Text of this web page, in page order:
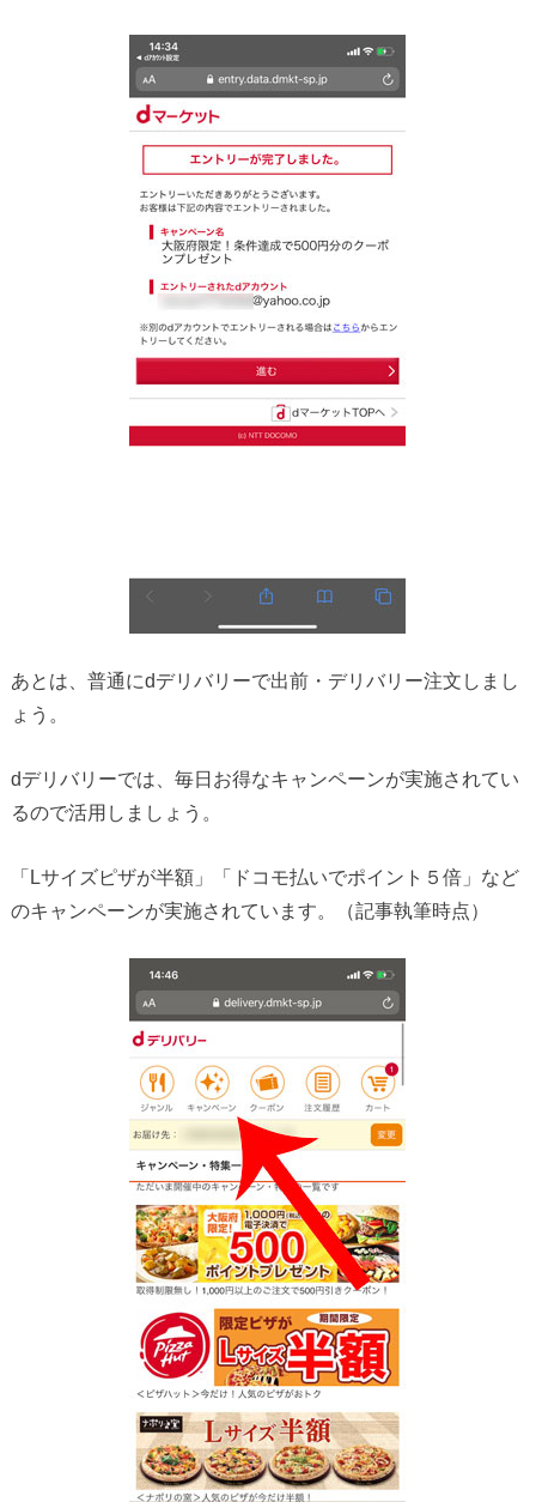
あとは、普通にdデリバリーで出前・デリバリー注文しまし
ょう。
dデリバリーでは、毎日お得なキャンペーンが実施されてい
るので活用しましょう。
「Lサイズピザが半額」「ドコモ払いでポイント５倍」など
のキャンペーンが実施されています。（記事執筆時点）